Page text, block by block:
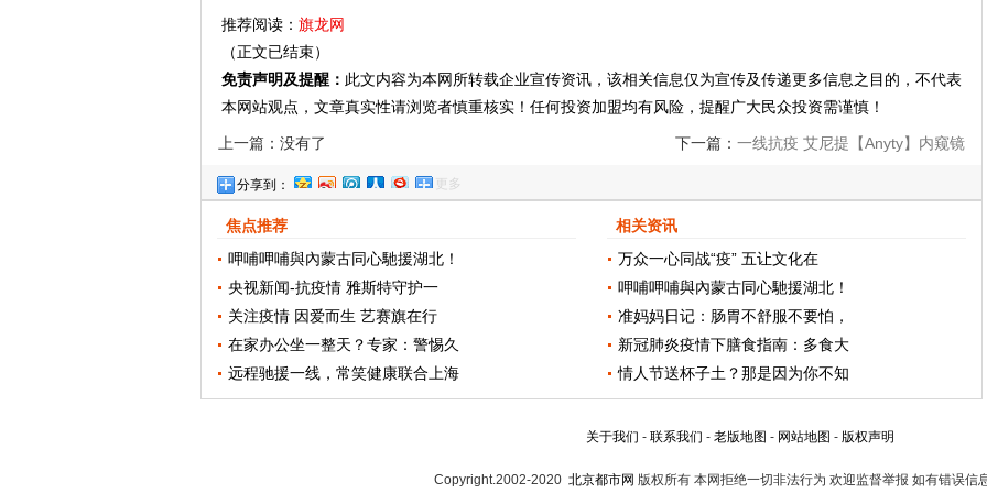
推荐阅读： 旗龙网
（正文已结束）
免责声明及提醒： 此文内容为本网所转载企业宣传资讯，该相关信息仅为宣传及传递更多信息之目的，不代表
本网站观点，文章真实性请浏览者慎重核实！任何投资加盟均有风险，提醒广大民众投资需谨慎！
上一篇：没有了 下一篇： 一线抗疫 艾尼提【Anyty】内窥镜
分享到： 更多
焦点推荐
呷哺呷哺與內蒙古同心馳援湖北！
央视新闻-抗疫情 雅斯特守护一
关注疫情 因爱而生 艺赛旗在行
在家办公坐一整天？专家：警惕久
远程驰援一线，常笑健康联合上海
相关资讯
万众一心同战“疫” 五让文化在
呷哺呷哺與內蒙古同心馳援湖北！
准妈妈日记：肠胃不舒服不要怕，
新冠肺炎疫情下膳食指南：多食大
情人节送杯子土？那是因为你不知
关于我们 - 联系我们 - 老版地图 - 网站地图 - 版权声明
Copyright.2002-2020 北京都市网 版权所有 本网拒绝一切非法行为 欢迎监督举报 如有错误信